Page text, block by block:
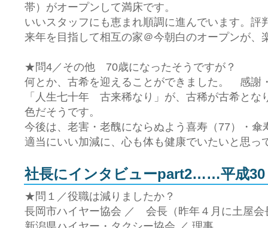
帯）がオープンして満床です。
いいスタッフにも恵まれ順調に進んでいます。評
来年を目指して相互の家＠今朝白のオープンが、
★問4／その他 70歳になったそうですが？
何とか、古希を迎えることができました。 感謝
「人生七十年 古来稀なり」が、古稀が古希とな
色だそうです。
今後は、老害・老醜にならぬよう喜寿（77）・傘
適当にいい加減に、心も体も健康でいたいと思っ
社長にインタビューpart2……平成30
★問１／役職は減りましたか？
長岡市ハイヤー協会 ／ 会長（昨年４月に土屋